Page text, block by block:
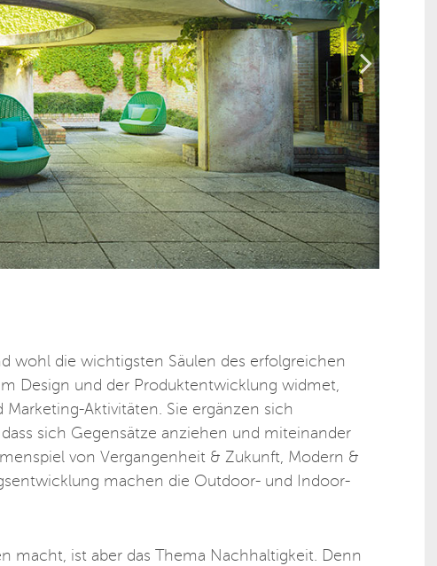
wohl die wichtigsten Säulen des erfolgreichen
Design und der Produktentwicklung widmet,
Aktivitäten. Sie ergänzen sich
sich Gegensätze anziehen und miteinander
von Vergangenheit & Zukunft, Modern &
machen die Outdoor- und Indoor-
macht, ist aber das Thema Nachhaltigkeit. Denn